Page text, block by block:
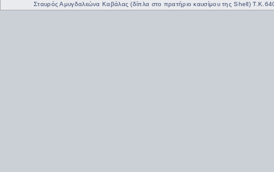
Σταυρός Αμυγδαλεώνα Καβάλας (δίπλα στο πρατήριο καυσίμου της Shell)